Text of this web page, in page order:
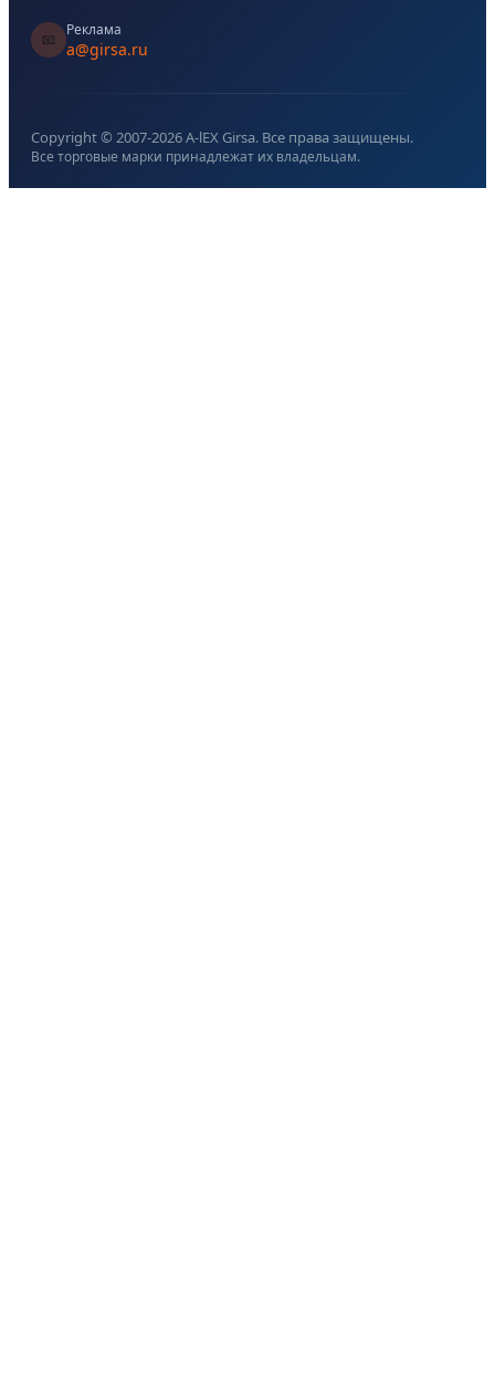
📧
Реклама
a@girsa.ru
Copyright © 2007-2026A-lEX Girsa. Все права защищены.
Все торговые марки принадлежат их владельцам.